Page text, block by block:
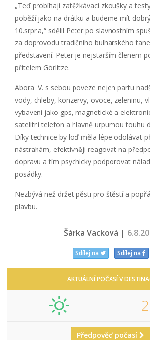
„Teď probíhají zatěžkávací zkoušky a
poběží jako na drátku a budeme mít
10.srpna,“ sdělil Peter po slavnostním
za doprovodu tradičního bulharského
představení. Peter je nejstarším členem
přítelem Görlitze.
Abora IV. s sebou poveze nejen partu
vody, chleby, konzervy, ovoce, zeleninu,
vybavení jako gps, magnetické a
satelitní telefon a hlavně urpurnou touhu
Díky technice by loď měla lépe odolávat
nástrahám, efektivněji reagovat na
dopravu a tím psychicky podporovat
posádky.
Nezbývá než držet pěsti pro štěstí a
plavbu.
Šárka Vacková |
Sdílej na Sdílej na
AKTUÁLNÍ POČASÍ V
Předpověď počasí